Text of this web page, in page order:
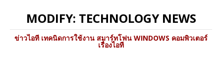
MODIFY: TECHNOLOGY NEWS
ข่าวไอที เทคนิดการใช้งาน สมาร์ทโฟน WINDOWS คอมพิวเตอร์
เรื่องไอที